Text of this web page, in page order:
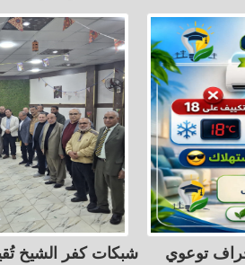
توعوي
شبكات كفر الشيخ